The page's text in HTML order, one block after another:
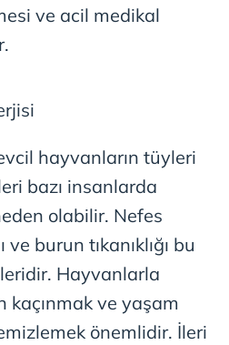
sitemizin daha işlevsel
yapılması, amaçlarıyla
aşağıda yer alan panel
Çerez Bilgilendirme
Korunması Kanunu uyarınca
okumak ve sitemizde
kullanılan çerezlerle ilgili bilgi
ve acil medikal
hayvanların tüyleri
bazı insanlarda
olabilir. Nefes
ve burun tıkanıklığı bu
Hayvanlarla
ve yaşam
önemlidir. İleri